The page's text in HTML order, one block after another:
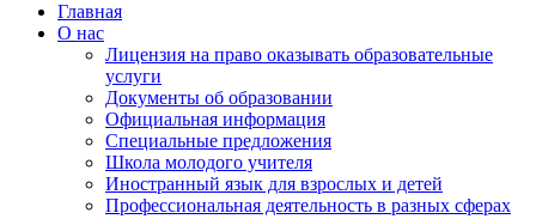
Главная
О нас
Лицензия на право оказывать образовательные
услуги
Документы об образовании
Официальная информация
Специальные предложения
Школа молодого учителя
Иностранный язык для взрослых и детей
Профессиональная деятельность в разных сферах